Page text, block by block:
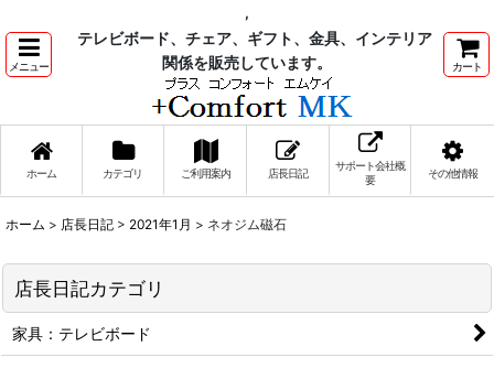
,
メニュー
テレビボード、チェア、ギフト、金具、インテリア
関係を販売しています。
カート
ホーム カテゴリ ご利用案内 店長日記
サポート会社概
要
その他情報
ホーム > 店長日記 > 2021年1月 > ネオジム磁石
店長日記カテゴリ
家具：テレビボード